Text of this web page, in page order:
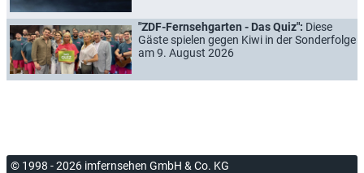
"ZDF-Fernsehgarten - Das Quiz": Diese
Gäste spielen gegen Kiwi in der Sonderfolge
am 9. August 2026
© 1998 - 2026 imfernsehen GmbH & Co. KG